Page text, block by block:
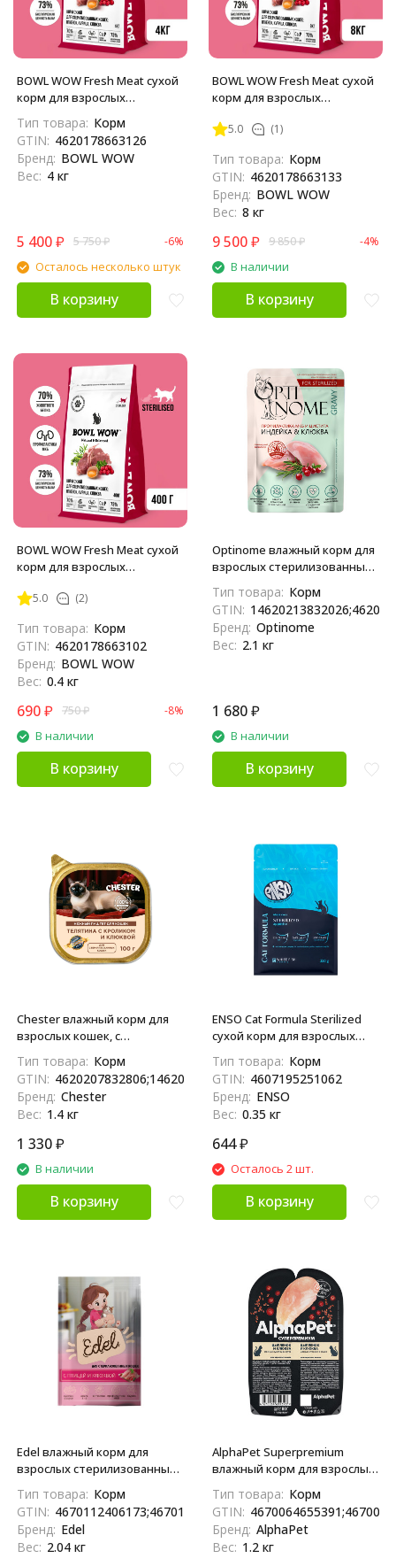
BOWL WOW Fresh Meat сухой
корм для взрослых
ягненком, курицей и
клюквой - 4 кг
Тип товара: Корм
GTIN: 4620178663126
Бренд: BOWL WOW
Вес: 4 кг
5 400₽ 5 750₽ -6%
Осталось несколько штук
В корзину
BOWL WOW Fresh Meat сухой
корм для взрослых
ягненком, курицей и
5.0 (1)
Тип товара: Корм
GTIN: 4620178663133
Бренд: BOWL WOW
Вес: 8 кг
9 500₽ 9 850₽ -4%
В наличии
В корзину
BOWL WOW Fresh Meat сухой
корм для взрослых
ягненком, курицей и
5.0 (2)
Тип товара: Корм
GTIN: 4620178663102
Бренд: BOWL WOW
Вес: 0.4 кг
690₽ 750₽ -8%
В наличии
В корзину
Optinome влажный корм для
взрослых стерилизованных
МКБ и цистита с индейкой и
клюквой в соусе, в паучах -
75 г х 28 шт
Тип товара: Корм
GTIN:
Бренд: Optinome
Вес: 2.1 кг
1 680₽
В наличии
В корзину
Chester влажный корм для
взрослых кошек, с
клюквой, паштет, в
ламистерах - 100 г х 14 шт
Тип товара: Корм
GTIN: 4620207832806;14620207832803
Бренд: Chester
Вес: 1.4 кг
1 330₽
В наличии
В корзину
ENSO Cat Formula Sterilized
сухой корм для взрослых
свежей белой рыбой и
добавлением клюквы - 350 г
Тип товара: Корм
GTIN: 4607195251062
Бренд: ENSO
Вес: 0.35 кг
644₽
Осталось 2 шт.
В корзину
Edel влажный корм для
взрослых стерилизованных
кусочки в соусе, в паучах - 85
г х 24 шт
Тип товара: Корм
GTIN: 4670112406173;4670112405350
Бренд: Edel
Вес: 2.04 кг
AlphaPet Superpremium
влажный корм для взрослых
клюквой в соусе, в
ламистерах - 80 г х 15 шт
Тип товара: Корм
GTIN:
Бренд: AlphaPet
Вес: 1.2 кг